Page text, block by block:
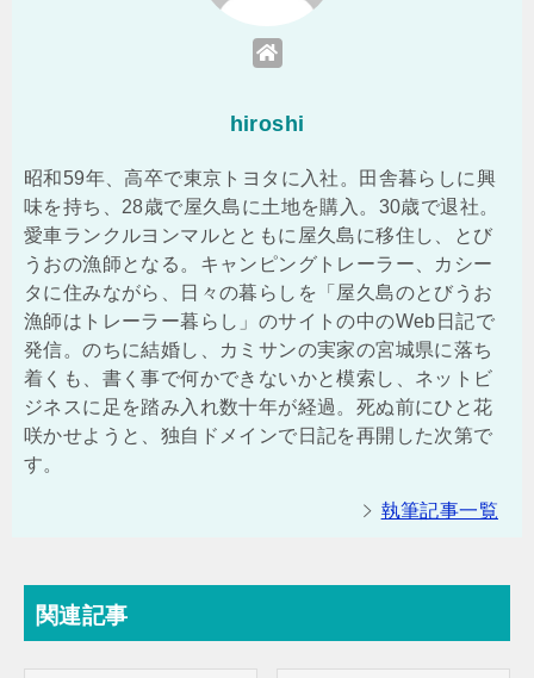
hiroshi
昭和59年、高卒で東京トヨタに入社。田舎暮らしに興
味を持ち、28歳で屋久島に土地を購入。30歳で退社。
愛車ランクルヨンマルとともに屋久島に移住し、とび
うおの漁師となる。キャンピングトレーラー、カシー
タに住みながら、日々の暮らしを「屋久島のとびうお
漁師はトレーラー暮らし」のサイトの中のWeb日記で
発信。のちに結婚し、カミサンの実家の宮城県に落ち
着くも、書く事で何かできないかと模索し、ネットビ
ジネスに足を踏み入れ数十年が経過。死ぬ前にひと花
咲かせようと、独自ドメインで日記を再開した次第で
す。
執筆記事一覧
関連記事